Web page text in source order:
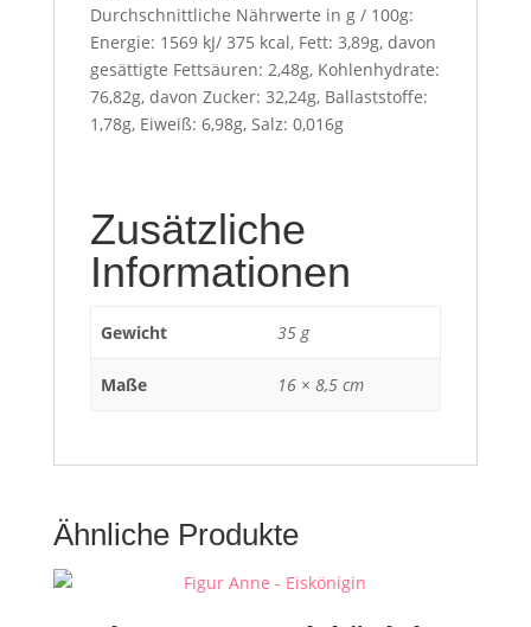
Durchschnittliche Nährwerte in g / 100g:
Energie: 1569 kJ/ 375 kcal, Fett: 3,89g, davon
gesättigte Fettsäuren: 2,48g, Kohlenhydrate:
76,82g, davon Zucker: 32,24g, Ballaststoffe:
1,78g, Eiweiß: 6,98g, Salz: 0,016g
Zusätzliche
Informationen
Gewicht 35 g
Maße 16 × 8,5 cm
Ähnliche Produkte